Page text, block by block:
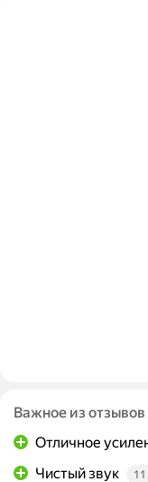
Важное из отзывов
Отличное
Чистый звук 11